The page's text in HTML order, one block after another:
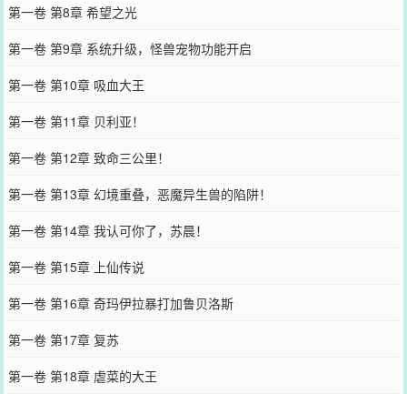
第一卷 第8章 希望之光
第一卷 第9章 系统升级，怪兽宠物功能开启
第一卷 第10章 吸血大王
第一卷 第11章 贝利亚！
第一卷 第12章 致命三公里！
第一卷 第13章 幻境重叠，恶魔异生兽的陷阱！
第一卷 第14章 我认可你了，苏晨！
第一卷 第15章 上仙传说
第一卷 第16章 奇玛伊拉暴打加鲁贝洛斯
第一卷 第17章 复苏
第一卷 第18章 虐菜的大王